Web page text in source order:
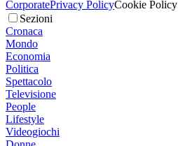
CorporatePrivacy PolicyCookie Policy
Sezioni
Cronaca
Mondo
Economia
Politica
Spettacolo
Televisione
People
Lifestyle
Videogiochi